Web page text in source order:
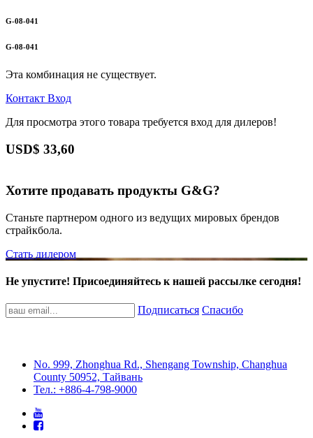
G-08-041
G-08-041
Эта комбинация не существует.
Контакт Вход
Для просмотра этого товара требуется вход для дилеров!
USD$ 33,60
Хотите продавать продукты G&G?
Станьте партнером одного из ведущих мировых брендов
страйкбола.
Стать дилером
Не упустите! Присоединяйтесь к нашей рассылке сегодня!
Подписаться Спасибо
No. 999, Zhonghua Rd., Shengang Township, Changhua
County 50952, Тайвань
Тел.: +886-4-798-9000